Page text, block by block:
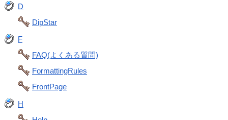
D
DipStar
F
FAQ(よくある質問)
FormattingRules
FrontPage
H